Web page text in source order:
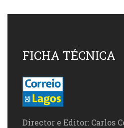
FICHA TÉCNICA
Director e Editor: Carlos